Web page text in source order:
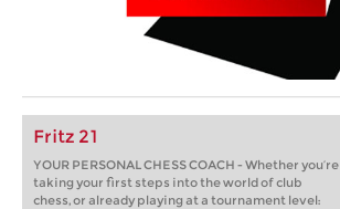
Fritz 21
YOUR PERSONAL CHESS COACH - Whether you’re
taking your first steps into the world of club
chess, or already playing at a tournament level: